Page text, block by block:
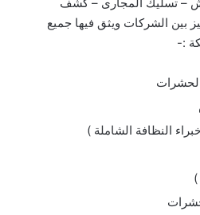
بين الشركات ويثق فيها جميع
:-
النظافة الشاملة )